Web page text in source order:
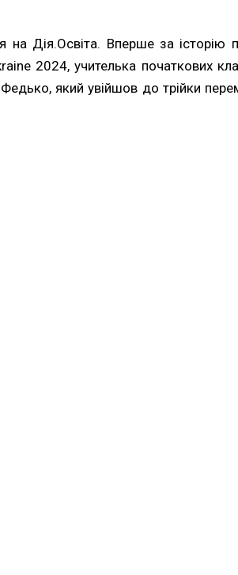
Дія.Освіта. Вперше за історію
2024, учителька початкових
який увійшов до трійки